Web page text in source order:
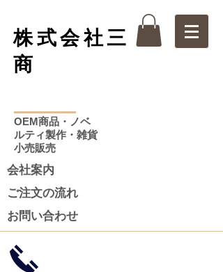
株式会社三
商
OEM商品・ノベ
ルティ製作・雑貨
小売販売
会社案内
ご注文の流れ
お問い合わせ